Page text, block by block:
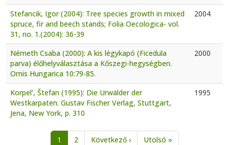
Stefancik, Igor (2004): Tree species growth in mixed
spruce, fir and beech stands; Folia Oecologica- vol.
31, no. 1.(2004): 36-39
2004
Németh Csaba (2000): A kis légykapó (Ficedula
parva) élőhelyválasztása a Kőszegi-hegységben.
Ornis Hungarica 10:79-85.
2000
Korpel', Štefan (1995): Die Urwälder der
Westkarpaten. Gustav Fischer Verlag, Stuttgart,
Jena, New York, p. 310
1995
Oldalszámozás
1 2 Következő ›Következő oldal
Utolsó »Utolsó oldal